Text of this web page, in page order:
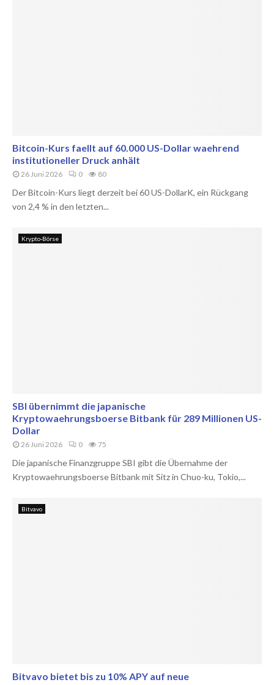
Bitcoin-Kurs faellt auf 60.000 US-Dollar waehrend
institutioneller Druck anhält
26 Juni 2026 0 80
Der Bitcoin-Kurs liegt derzeit bei 60 US-DollarK, ein Rückgang
von 2,4 % in den letzten...
Krypto-Börse
SBI übernimmt die japanische
Kryptowaehrungsboerse Bitbank für 289 Millionen US-
Dollar
26 Juni 2026 0 75
Die japanische Finanzgruppe SBI gibt die Übernahme der
Kryptowaehrungsboerse Bitbank mit Sitz in Chuo-ku, Tokio,...
Bitvavo
Bitvavo bietet bis zu 10% APY auf neue